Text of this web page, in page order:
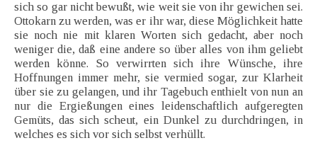
sich so gar nicht bewußt, wie weit sie von ihr gewichen sei.
Ottokarn zu werden, was er ihr war, diese Möglichkeit hatte
sie noch nie mit klaren Worten sich gedacht, aber noch
weniger die, daß eine andere so über alles von ihm geliebt
werden könne. So verwirrten sich ihre Wünsche, ihre
Hoffnungen immer mehr, sie vermied sogar, zur Klarheit
über sie zu gelangen, und ihr Tagebuch enthielt von nun an
nur die Ergießungen eines leidenschaftlich aufgeregten
Gemüts, das sich scheut, ein Dunkel zu durchdringen, in
welches es sich vor sich selbst verhüllt.